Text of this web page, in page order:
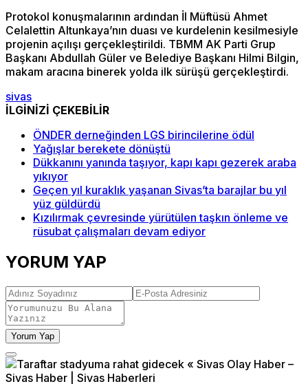
Protokol konuşmalarının ardından İl Müftüsü Ahmet
Celalettin Altunkaya’nın duası ve kurdelenin kesilmesiyle
projenin açılışı gerçekleştirildi. TBMM AK Parti Grup
Başkanı Abdullah Güler ve Belediye Başkanı Hilmi Bilgin,
makam aracına binerek yolda ilk sürüşü gerçekleştirdi.
sivas
İLGİNİZİ ÇEKEBİLİR
ÖNDER derneğinden LGS birincilerine ödül
Yağışlar berekete dönüştü
Dükkanını yanında taşıyor, kapı kapı gezerek araba
yıkıyor
Geçen yıl kuraklık yaşanan Sivas’ta barajlar bu yıl
yüz güldürdü
Kızılırmak çevresinde yürütülen taşkın önleme ve
rüsubat çalışmaları devam ediyor
YORUM YAP
Yorum Yap